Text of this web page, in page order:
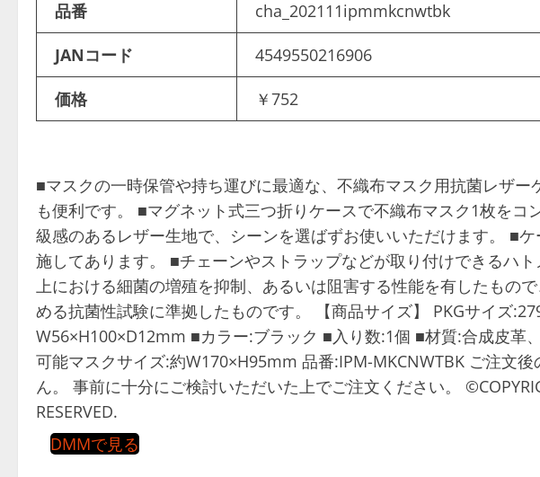
品番 cha_202111ipmmkcnwtbk
JANコード 4549550216906
価格 ￥752
■マスクの一時保管や持ち運びに最適な、不織布マスク用抗菌レザ
も便利です。 ■マグネット式三つ折りケースで不織布マスク1枚をコ
級感のあるレザー生地で、シーンを選ばずお使いいただけます。 ■
施してあります。 ■チェーンやストラップなどが取り付けできるハ
上における細菌の増殖を抑制、あるいは阻害する性能を有したもの
める抗菌性試験に準拠したものです。 【商品サイズ】 PKGサイズ
W56×H100×D12mm ■カラー:ブラック ■入り数:1個 ■材質:合成皮革
可能マスクサイズ:約W170×H95mm 品番:IPM-MKCNWTBK ご注文
ん。 事前に十分にご検討いただいた上でご注文ください。
RESERVED.
DMMで見る